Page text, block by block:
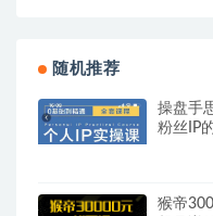
随机推荐
操盘手
粉丝IP
猴帝